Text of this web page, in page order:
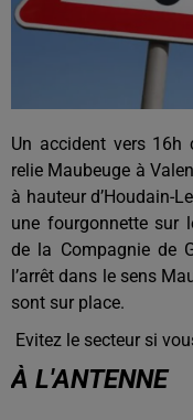
Un accident vers 16h
relie Maubeuge à
à hauteur d’Houdain-
une fourgonnette sur
de la Compagnie de
l’arrêt dans le sens
sont sur place.
Evitez le secteur si
À L'ANTENNE